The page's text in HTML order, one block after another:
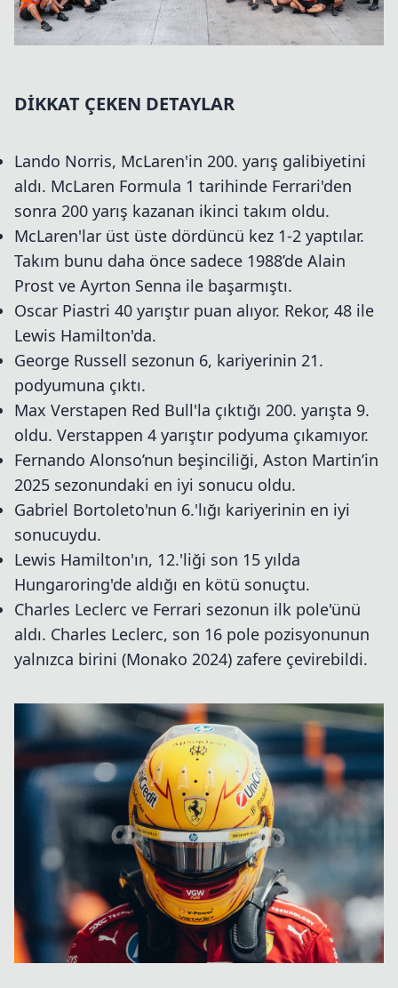
DİKKAT ÇEKEN DETAYLAR
Lando Norris, McLaren'in 200. yarış galibiyetini
aldı. McLaren Formula 1 tarihinde Ferrari'den
sonra 200 yarış kazanan ikinci takım oldu.
McLaren'lar üst üste dördüncü kez 1-2 yaptılar.
Takım bunu daha önce sadece 1988’de Alain
Prost ve Ayrton Senna ile başarmıştı.
Oscar Piastri 40 yarıştır puan alıyor. Rekor, 48 ile
Lewis Hamilton'da.
George Russell sezonun 6, kariyerinin 21.
podyumuna çıktı.
Max Verstapen Red Bull'la çıktığı 200. yarışta 9.
oldu. Verstappen 4 yarıştır podyuma çıkamıyor.
Fernando Alonso’nun beşinciliği, Aston Martin’in
2025 sezonundaki en iyi sonucu oldu.
Gabriel Bortoleto'nun 6.'lığı kariyerinin en iyi
sonucuydu.
Lewis Hamilton'ın, 12.'liği son 15 yılda
Hungaroring'de aldığı en kötü sonuçtu.
Charles Leclerc ve Ferrari sezonun ilk pole'ünü
aldı. Charles Leclerc, son 16 pole pozisyonunun
yalnızca birini (Monako 2024) zafere çevirebildi.